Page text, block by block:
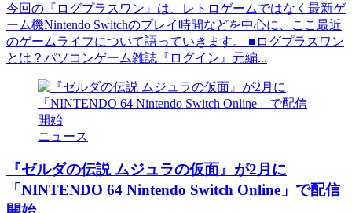
今回の『ログプラスワン』は、レトロゲームではなく最新ゲ
ーム機Nintendo Switchのプレイ時間などを中心に、ここ最近
のゲームライフについて語っていきます。 ■ログプラスワン
とは？パソコンゲーム雑誌『ログイン』元編...
ニュース
『ゼルダの伝説 ムジュラの仮面』が2月に
「NINTENDO 64 Nintendo Switch Online」で配信